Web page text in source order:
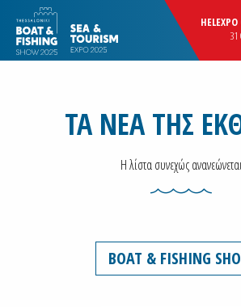
31
ΤΑ ΝΕΑ ΤΗΣ
Η λίστα συνεχώς
BOAT & FISHING